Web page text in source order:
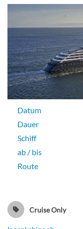
Datum
Dauer
Schiff
ab / bis
Route
Cruise Only